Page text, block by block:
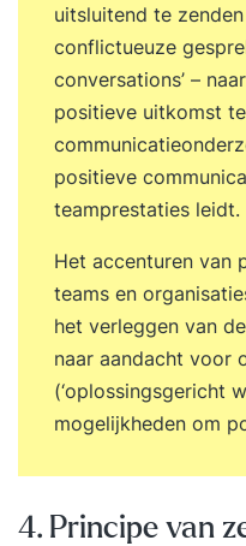
uitsluitend te
conflictueuze
conversations’ –
positieve uitkomst
positieve
teamprestaties leidt.
Het accenturen van
teams en
het verleggen van
naar aandacht voor
(‘oplossingsgericht
mogelijkheden om
4. Principe van